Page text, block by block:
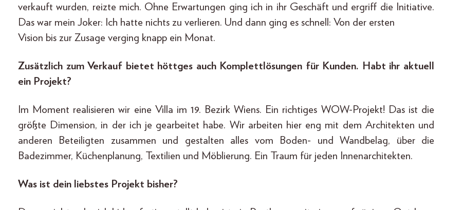
verkauft wurden, reizte mich. Ohne Erwartungen ging ich in ihr Geschäft und ergriff die Initiative.
Das war mein Joker: Ich hatte nichts zu verlieren. Und dann ging es schnell: Von der ersten
Vision bis zur Zusage verging knapp ein Monat.
Zusätzlich zum Verkauf bietet höttges auch Komplettlösungen für Kunden. Habt ihr aktuell
ein Projekt?
Im Moment realisieren wir eine Villa im 19. Bezirk Wiens. Ein richtiges WOW-Projekt! Das ist die
größte Dimension, in der ich je gearbeitet habe. Wir arbeiten hier eng mit dem Architekten und
anderen Beteiligten zusammen und gestalten alles vom Boden- und Wandbelag, über die
Badezimmer, Küchenplanung, Textilien und Möblierung. Ein Traum für jeden Innenarchitekten.
Was ist dein liebstes Projekt bisher?